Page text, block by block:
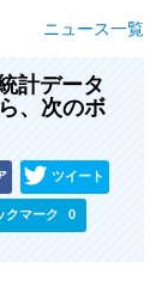
ニュース一覧
計データ
、次のボ
ツイート
クマーク 0